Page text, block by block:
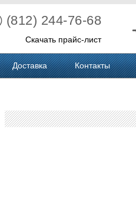
(812) 244-76-68
Скачать прайс-лист
Доставка Контакты